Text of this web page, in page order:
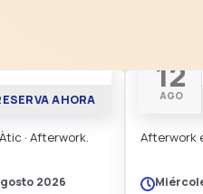
AHORA
· Afterwork.
2026
12
AGO
Afterwork